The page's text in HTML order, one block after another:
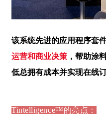
该系统先进的应用程序套
运营和商业决策 ，帮助涂
低总拥有成本并实现在线订
Tintelligence™的亮点：